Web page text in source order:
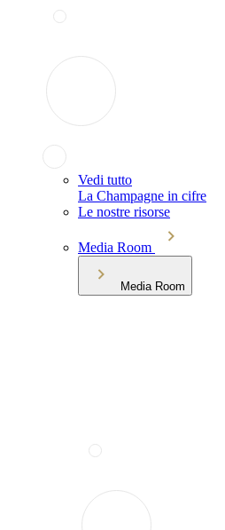
Vedi tutto
La Champagne in cifre
Le nostre risorse
Media Room
Media Room